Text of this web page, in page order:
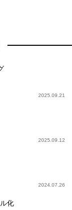
2025.09.21
2025.09.12
2024.07.26
化